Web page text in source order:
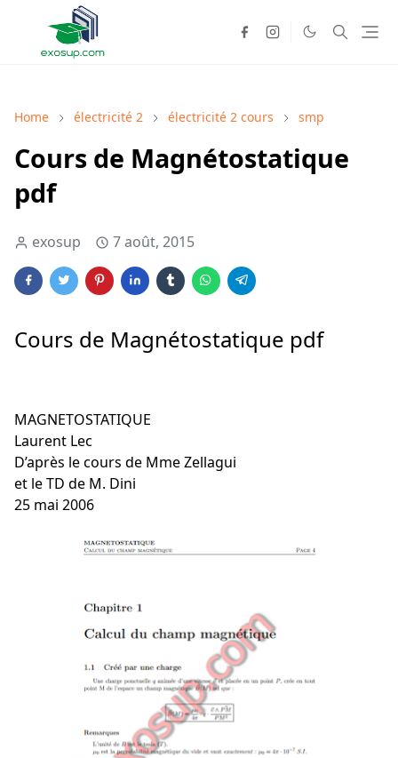
Home électricité 2 électricité 2 cours smp
Cours de Magnétostatique
pdf
exosup 7 août, 2015
Cours de Magnétostatique pdf
MAGNETOSTATIQUE
Laurent Lec
D’après le cours de Mme Zellagui
et le TD de M. Dini
25 mai 2006